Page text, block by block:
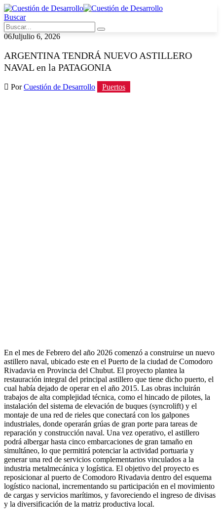
Buscar
06Juljulio 6, 2026
ARGENTINA TENDRÁ NUEVO ASTILLERO
NAVAL en la PATAGONIA
Por Cuestión de Desarrollo Puertos
En el mes de Febrero del año 2026 comenzó a construirse un nuevo
astillero naval, ubicado este en el Puerto de la ciudad de Comodoro
Rivadavia en Provincia del Chubut. El proyecto plantea la
restauración integral del principal astillero que tiene dicho puerto, el
cual había dejado de operar en el año 2015. Las obras incluirán
trabajos de alta complejidad técnica, como el hincado de pilotes, la
instalación del sistema de elevación de buques (syncrolift) y el
montaje de una red de rieles que conectará con los galpones
industriales, donde operarán grúas de gran porte para tareas de
reparación y construcción naval. Una vez operativo, el astillero
podrá albergar hasta cinco embarcaciones de gran tamaño en
simultáneo, lo que permitirá potenciar la actividad portuaria y
generar una red de servicios complementarios vinculados a la
industria metalmecánica y logística. El objetivo del proyecto es
reposicionar al puerto de Comodoro Rivadavia dentro del esquema
logístico nacional, incrementando su participación en el movimiento
de cargas y servicios marítimos, y favoreciendo el ingreso de divisas
y la diversificación de la matriz productiva local.